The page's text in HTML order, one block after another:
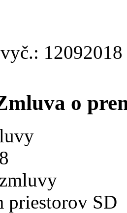
č.: 12092018
o
priestorov SD